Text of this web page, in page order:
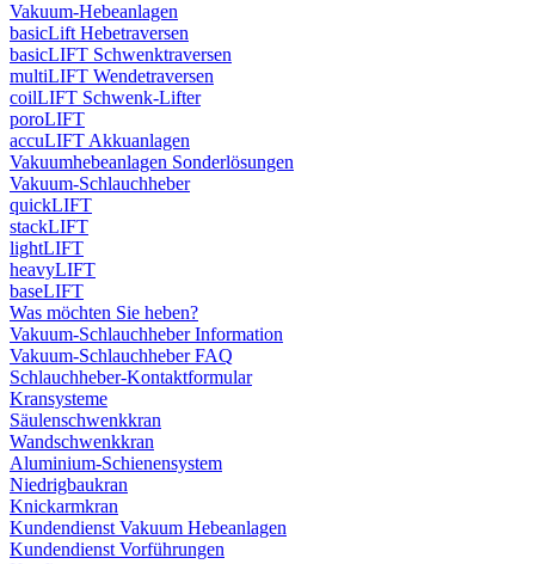
Vakuum-Hebeanlagen
basicLift Hebetraversen
basicLIFT Schwenktraversen
multiLIFT Wendetraversen
coilLIFT Schwenk-Lifter
poroLIFT
accuLIFT Akkuanlagen
Vakuumhebeanlagen Sonderlösungen
Vakuum-Schlauchheber
quickLIFT
stackLIFT
lightLIFT
heavyLIFT
baseLIFT
Was möchten Sie heben?
Vakuum-Schlauchheber Information
Vakuum-Schlauchheber FAQ
Schlauchheber-Kontaktformular
Kransysteme
Säulenschwenkkran
Wandschwenkkran
Aluminium-Schienensystem
Niedrigbaukran
Knickarmkran
Kundendienst Vakuum Hebeanlagen
Kundendienst Vorführungen